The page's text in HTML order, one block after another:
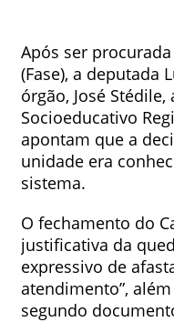
Após ser
(Fase), a deputada
órgão, José
Socioeducativo
apontam que a
unidade era
sistema.
O fechamento do
justificativa da
expressivo de
atendimento”,
segundo